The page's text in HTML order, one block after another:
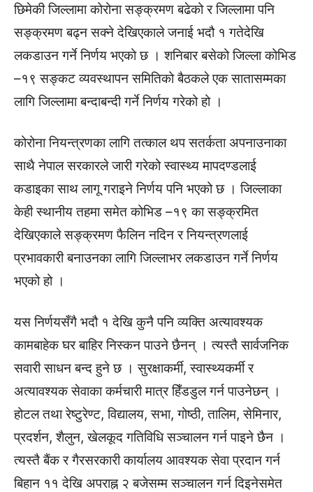
छिमेकी जिल्लामा कोरोना सङ्क्रमण बढेको र जिल्लामा पनि
सङ्क्रमण बढ्न सक्ने देखिएकाले जनाई भदौ १ गतेदेखि
लकडाउन गर्ने निर्णय भएको छ । शनिबार बसेको जिल्ला कोभिड
–१९ सङ्कट व्यवस्थापन समितिको बैठकले एक सातासम्मका
लागि जिल्लामा बन्दाबन्दी गर्ने निर्णय गरेको हो ।
कोरोना नियन्त्रणका लागि तत्काल थप सतर्कता अपनाउनाका
साथै नेपाल सरकारले जारी गरेको स्वास्थ्य मापदण्डलाई
कडाइका साथ लागू गराइने निर्णय पनि भएको छ । जिल्लाका
केही स्थानीय तहमा समेत कोभिड –१९ का सङ्क्रमित
देखिएकाले सङ्क्रमण फैलिन नदिन र नियन्त्रणलाई
प्रभावकारी बनाउनका लागि जिल्लाभर लकडाउन गर्ने निर्णय
भएको हो ।
यस निर्णयसँगै भदौ १ देखि कुनै पनि व्यक्ति अत्यावश्यक
कामबाहेक घर बाहिर निस्कन पाउने छैनन् । त्यस्तै सार्वजनिक
सवारी साधन बन्द हुने छ । सुरक्षाकर्मी, स्वास्थ्यकर्मी र
अत्यावश्यक सेवाका कर्मचारी मात्र हिँडडुल गर्न पाउनेछन् ।
होटल तथा रेष्टुरेण्ट, विद्यालय, सभा, गोष्ठी, तालिम, सेमिनार,
प्रदर्शन, शैलुन, खेलकूद गतिविधि सञ्चालन गर्न पाइने छैन ।
त्यस्तै बैंक र गैरसरकारी कार्यालय आवश्यक सेवा प्रदान गर्न
बिहान ११ देखि अपराह्न २ बजेसम्म सञ्चालन गर्न दिइनेसमेत